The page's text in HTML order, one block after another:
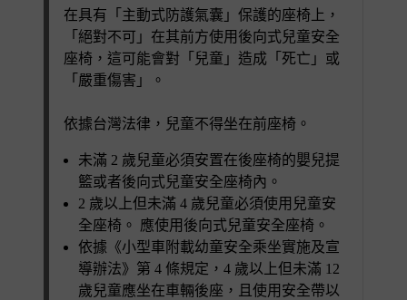
在具有「主動式防護氣囊」保護的座椅上，
「絕對不可」在其前方使用後向式兒童安全
座椅，這可能會對「兒童」造成「死亡」或
「嚴重傷害」。
依據台灣法律，兒童不得坐在前座椅。
未滿 2 歲兒童必須安置在後座椅的嬰兒提
籃或者後向式兒童安全座椅內。
2 歲以上但未滿 4 歲兒童必須使用兒童安
全座椅。 應使用後向式兒童安全座椅。
依據《小型車附載幼童安全乘坐實施及宣
導辦法》第 4 條規定，4 歲以上但未滿 12
歲兒童應坐在車輛後座，且使用安全帶以